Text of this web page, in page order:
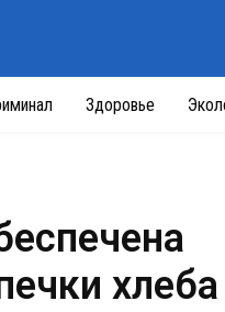
Здоровье
хлеба